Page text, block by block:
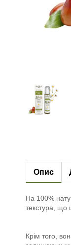
Опис
На 100%
текстура, що
Крім того,